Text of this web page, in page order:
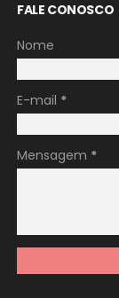
FALE CONOSCO
Nome
E-mail *
Mensagem *